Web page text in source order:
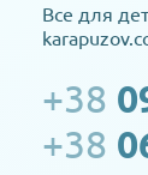
Все для
+38
+38